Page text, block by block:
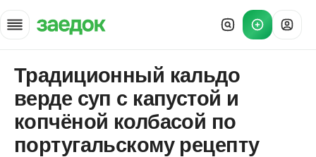
Главная
»
Рецепты
Кальдо верде с колбасой
Традиционный кальдо
верде суп с капустой и
копчёной колбасой по
португальскому рецепту